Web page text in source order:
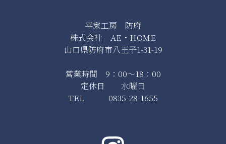
平家工房 防府
株式会社 AE・HOME
山口県防府市八王子1-31-19
営業時間 9：00～18：00
定休日 水曜日
TEL 0835-28-1655